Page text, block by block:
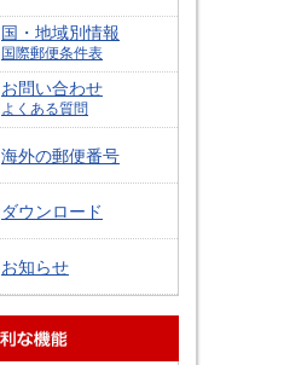
国・地域別情報
国際郵便条件表
お問い合わせ
よくある質問
海外の郵便番号
ダウンロード
お知らせ